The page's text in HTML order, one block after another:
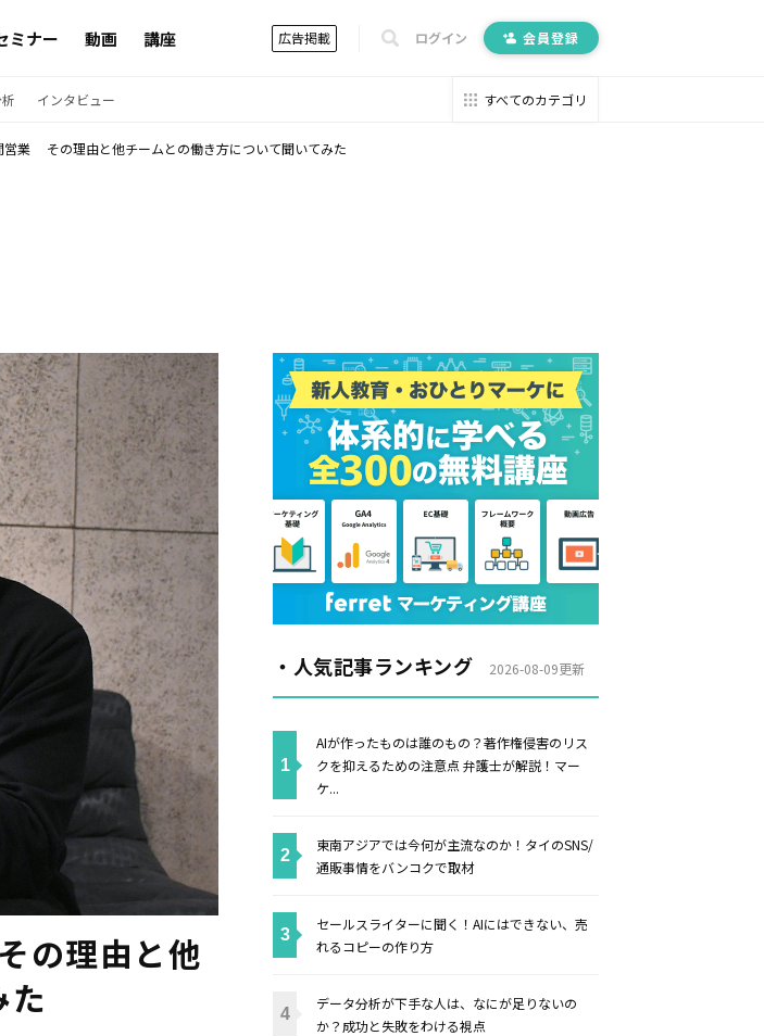
ミナー 動画 講座 広告掲載 ログイン 会員登録
インタビュー すべてのカテゴリ
営業 その理由と他チームとの働き方について聞いてみた
の理由と他
た
・人気記事ランキング 2026-08-09更新
AIが作ったものは誰のもの？著作権侵害のリス
クを抑えるための注意点 弁護士が解説！マー
ケ...
東南アジアでは今何が主流なのか！タイのSNS/
通販事情をバンコクで取材
セールスライターに聞く！AIにはできない、売
れるコピーの作り方
データ分析が下手な人は、なにが足りないの
か？成功と失敗をわける視点